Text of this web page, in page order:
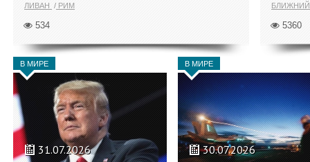
ЛИВАН РИМ
534 5360
В МИРЕ
31.07.2026
В МИРЕ
30.07.2026